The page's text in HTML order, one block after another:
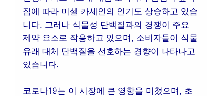
짐에 따라 미셀 카세인의 인기도 상승하고 있습
니다. 그러나 식물성 단백질과의 경쟁이 주요
제약 요소로 작용하고 있으며, 소비자들이 식물
유래 대체 단백질을 선호하는 경향이 나타나고
있습니다.
코로나19는 이 시장에 큰 영향을 미쳤으며, 초